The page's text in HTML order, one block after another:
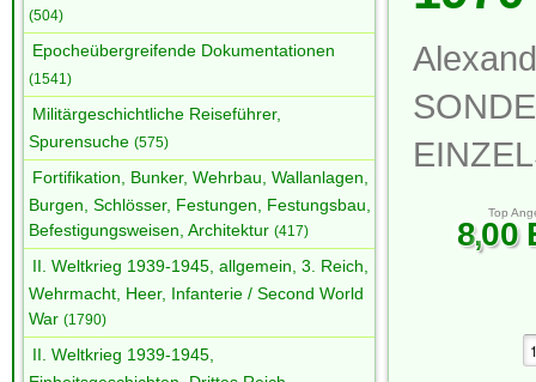
(504)
Epocheübergreifende Dokumentationen
(1541)
Militärgeschichtliche Reiseführer,
Spurensuche (575)
Fortifikation, Bunker, Wehrbau, Wallanlagen,
Burgen, Schlösser, Festungen, Festungsbau,
Befestigungsweisen, Architektur (417)
II. Weltkrieg 1939-1945, allgemein, 3. Reich,
Wehrmacht, Heer, Infanterie / Second World
War (1790)
II. Weltkrieg 1939-1945,
Top
8,00